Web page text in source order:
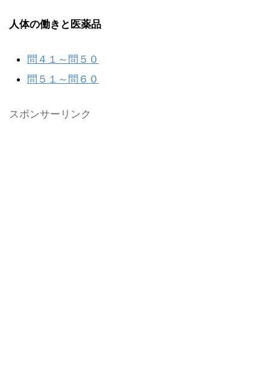
人体の働きと医薬品
問４１～問５０
問５１～問６０
スポンサーリンク